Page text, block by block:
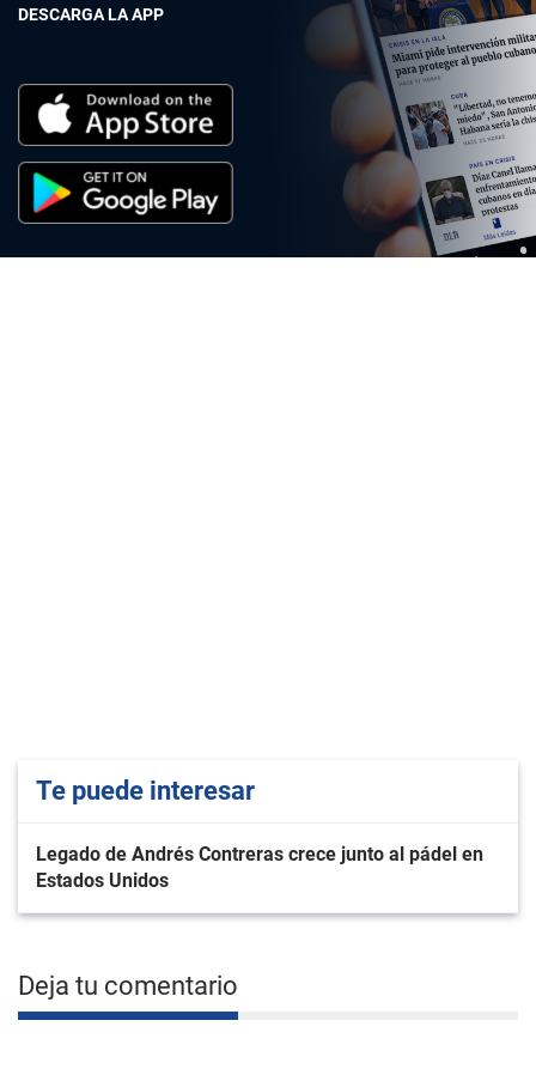
DESCARGA LA APP
Te puede interesar
Legado de Andrés Contreras crece junto al pádel en
Estados Unidos
Deja tu comentario